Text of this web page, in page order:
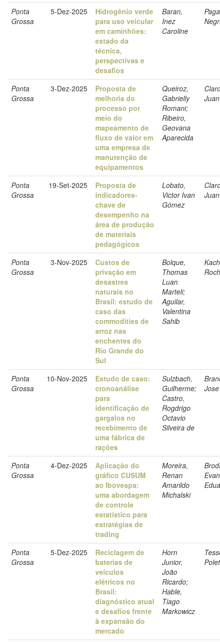
Ponta
Grossa
5-Dez-2025
Hidrogênio verde
para uso veicular
em caminhões:
estado da
técnica,
perspectivas e
desafios
Baran,
Inez
Caroline
Ponta
Grossa
3-Dez-2025
Proposta de
melhoria do
processo por
meio do
mapeamento de
fluxo de valor em
uma empresa de
manutenção de
equipamentos
Queiroz,
Gabrielly
Romani;
Ribeiro,
Geovana
Aparecida
Ponta
Grossa
19-Set-2025
Proposta de
indicadores-
chave de
desempenho na
área de produção
de materiais
pedagógicos
Lobato,
Victor Ivan
Gómez
Ponta
Grossa
3-Nov-2025
Custos de
privação em
desastres
naturais no
Brasil: estudo de
caso das
commodities de
arroz nas
enchentes do
Rio Grande do
Sul
Bolque,
Thomas
Luan
Marteli;
Aguilar,
Valentina
Sahib
Ponta
Grossa
10-Nov-2025
Estudo de caso:
cronoanálise
para
identificação de
gargalos no
recebimento de
uma fábrica de
rações
Sulzbach,
Guilherme;
Castro,
Rogdrigo
Octavio
Silveira de
Ponta
Grossa
4-Dez-2025
Aplicação do
gráfico CUSUM
ao Ibovespa:
uma abordagem
de controle
estatístico para
estratégias de
trading
Moreira,
Renan
Amarildo
Michalski
Ponta
Grossa
5-Dez-2025
Reciclagem de
baterias de
veículos
elétricos no
Brasil:
diagnóstico atual
e desafios frente
à expansão do
mercado
Horn
Junior,
João
Ricardo;
Hable,
Tiago
Markowicz